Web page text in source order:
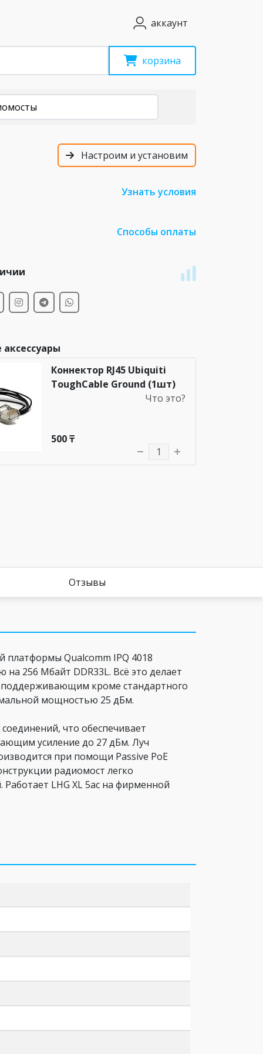
аккаунт
корзина
Настроим и установим
Узнать условия
Способы оплаты
Коннектор RJ45 Ubiquiti
ToughCable Ground (1шт)
Что это?
500 ₸
Отзывы
платформы Qualcomm IPQ 4018
256 Мбайт DDR33L. Всё это делает
поддерживающим кроме стандартного
мощностью 25 дБм.
что обеспечивает
усиление до 27 дБм. Луч
при помощи Passive PoE
радиомост легко
LHG XL 5ac на фирменной